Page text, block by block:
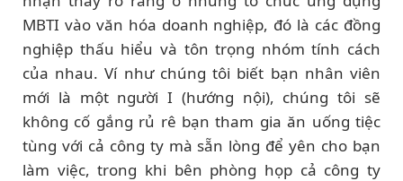
MBTI vào văn hóa doanh nghiệp, đó là các đồng
nghiệp thấu hiểu và tôn trọng nhóm tính cách
của nhau. Ví như chúng tôi biết bạn nhân viên
mới là một người I (hướng nội), chúng tôi sẽ
không cố gắng rủ rê bạn tham gia ăn uống tiệc
tùng với cả công ty mà sẵn lòng để yên cho bạn
làm việc, trong khi bên phòng họp cả công ty